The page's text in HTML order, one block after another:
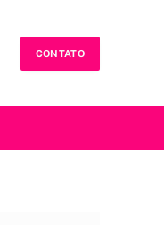
CONTATO